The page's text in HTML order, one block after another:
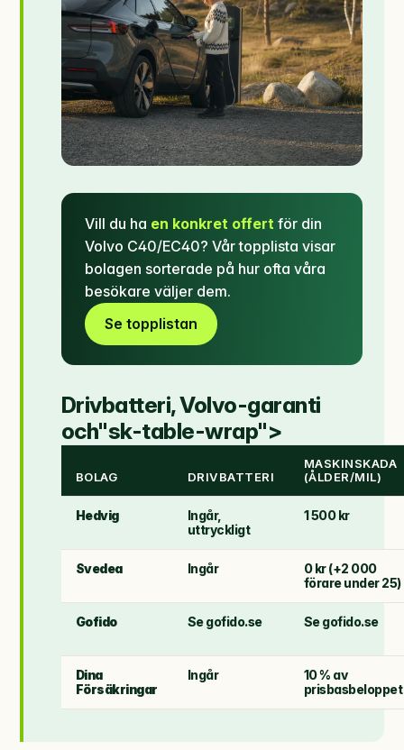
Vill du ha en konkret offert för din
Volvo C40/EC40? Vår topplista visar
bolagen sorterade på hur ofta våra
besökare väljer dem.
Se topplistan
Drivbatteri, Volvo-garanti
och"sk-table-wrap">
BOLAG DRIVBATTERI
MASKINSKADA
(ÅLDER/MIL)
Hedvig
Ingår,
uttryckligt
1 500 kr
Svedea Ingår
0 kr (+2 000
förare under 25)
Gofido Se gofido.se Se gofido.se
Dina
Försäkringar
Ingår
10 % av
prisbasbeloppet